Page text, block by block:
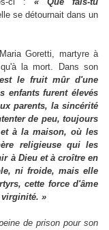
se détournait dans un
Goretti, martyre à
la mort. Dans son
le fruit mûr d'une
furent élevés
parents, la sincérité
de peu, toujours
à la maison, où les
religieuse qui les
à Dieu et à croître en
ni froide, mais elle
cette force d'âme
»
de prison pour son